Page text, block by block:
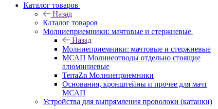
Каталог товаров
Назад
Каталог товаров
Молниеприемники: мачтовые и стержневые
Назад
Молниеприемники: мачтовые и стержневые
МСАП Молниеотводы отдельно стоящие
алюминиевые
TerraZn Молниеприемники
Основания, кронштейны и прочее для мачт
МСАП
Устройства для выпрямления проволоки (катанки)